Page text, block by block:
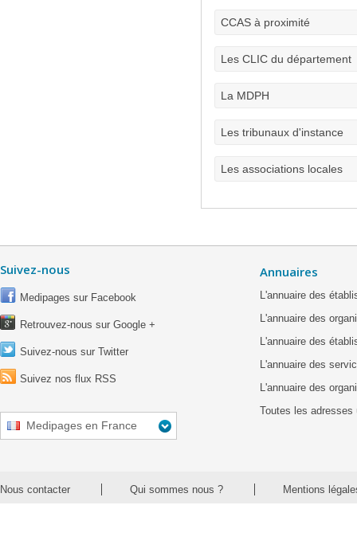
CCAS à proximité
Les CLIC du département
La MDPH
Les tribunaux d'instance
Les associations locales
Suivez-nous
Medipages sur Facebook
Retrouvez-nous sur Google +
Suivez-nous sur Twitter
Suivez nos flux RSS
Medipages en France
Annuaires
L'annuaire des
L'annuaire des
L'annuaire des
L'annuaire des
L'annuaire des
Toutes les adresses
Nous contacter Qui sommes nous ? Mentions